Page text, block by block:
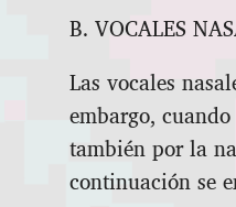
B. VOCALES
Las vocales
embargo,
también por la
continuación se